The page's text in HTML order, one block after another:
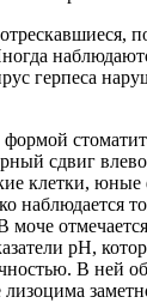
герпеса
сдвиг
клетки,
наблюдается
моче
рН,
В ней